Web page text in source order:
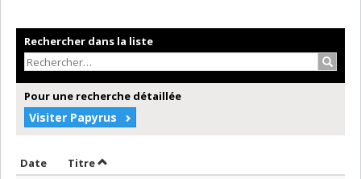
Rechercher dans la liste
Pour une recherche détaillée
Visiter Papyrus
Date Trier par date en ordre décroissant
TitreTrier par titre en ordre décroissant